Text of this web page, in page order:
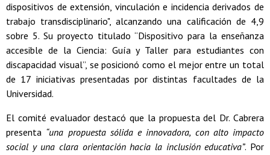
dispositivos de extensión, vinculación e incidencia derivados de
trabajo transdisciplinario", alcanzando una calificación de 4,9
sobre 5. Su proyecto titulado “Dispositivo para la enseñanza
accesible de la Ciencia: Guía y Taller para estudiantes con
discapacidad visual”, se posicionó como el mejor entre un total
de 17 iniciativas presentadas por distintas facultades de la
Universidad.
El comité evaluador destacó que la propuesta del Dr. Cabrera
presenta “una propuesta sólida e innovadora, con alto impacto
social y una clara orientación hacia la inclusión educativa”. Por